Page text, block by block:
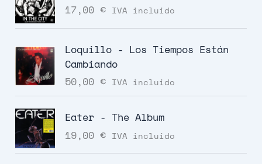
17,00€ IVA incluido
Loquillo - Los Tiempos Están
Cambiando
50,00€ IVA incluido
Eater - The Album
19,00€ IVA incluido